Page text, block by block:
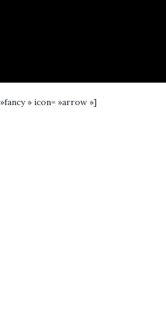
» icon= »arrow »]